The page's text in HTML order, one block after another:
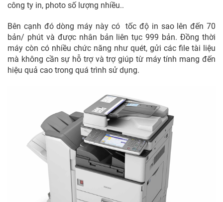
công ty in, photo số lượng nhiều..
Bên cạnh đó dòng máy này có tốc độ in sao lên đến 70
bản/ phút và được nhân bản liên tục 999 bản. Đồng thời
máy còn có nhiều chức năng như quét, gửi các file tài liệu
mà không cần sự hỗ trợ và trợ giúp từ máy tính mang đến
hiệu quả cao trong quá trình sử dụng.